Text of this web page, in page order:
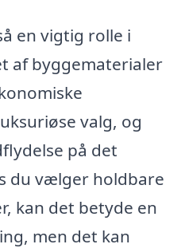
en vigtig rolle i
af byggematerialer
valg, og
på det
du vælger holdbare
kan det betyde en
men det kan